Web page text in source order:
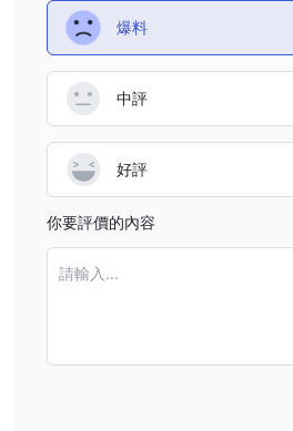
爆料
中評
好評
你要評價的內容
請輸入...